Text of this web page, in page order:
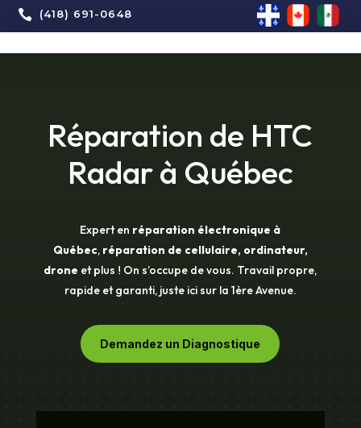
 (418) 691-0648
Réparation de HTC
Radar à Québec
Expert en réparation électronique à
Québec, réparation de cellulaire, ordinateur,
drone et plus ! On s’occupe de vous. Travail propre,
rapide et garanti, juste ici sur la 1ère Avenue.
Demandez un Diagnostique